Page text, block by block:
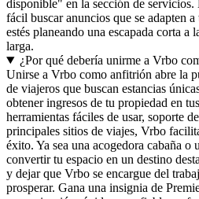
disponible" en la sección de servicios.
fácil buscar anuncios que se adapten a
estés planeando una escapada corta a
larga.
¿Por qué debería unirme a Vrbo
Unirse a Vrbo como anfitrión abre la
de viajeros que buscan estancias
obtener ingresos de tu propiedad en
herramientas fáciles de usar, soporte
principales sitios de viajes, Vrbo
éxito. Ya sea una acogedora cabaña o
convertir tu espacio en un destino
y dejar que Vrbo se encargue del
prosperar. Gana una insignia de